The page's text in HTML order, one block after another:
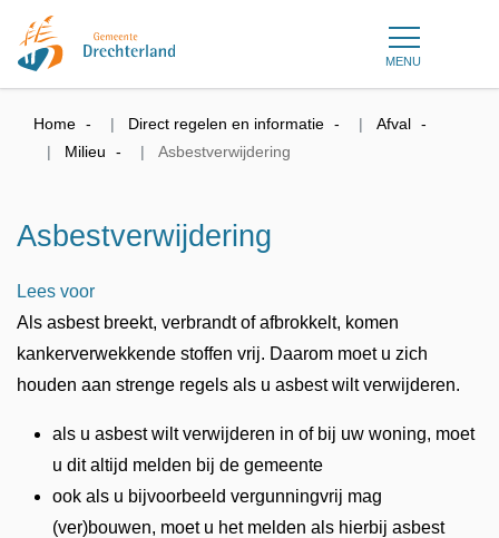
MENU
Home Direct regelen en informatie
Afval
Milieu
Asbestverwijdering
Asbestverwijdering
Lees voor
Als asbest breekt, verbrandt of afbrokkelt, komen
kankerverwekkende stoffen vrij. Daarom moet u zich
houden aan strenge regels als u asbest wilt verwijderen.
als u asbest wilt verwijderen in of bij uw woning, moet
u dit altijd melden bij de gemeente
ook als u bijvoorbeeld vergunningvrij mag
(ver)bouwen, moet u het melden als hierbij asbest